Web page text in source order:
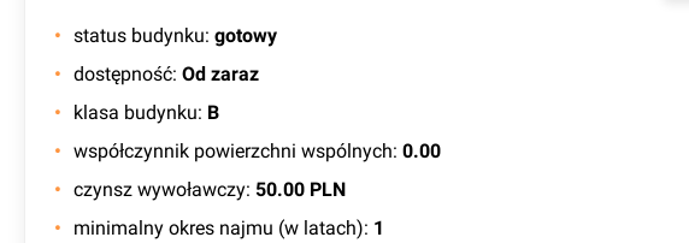
status budynku: gotowy
dostępność: Od zaraz
klasa budynku: B
współczynnik powierzchni wspólnych: 0.00
czynsz wywoławczy: 50.00 PLN
minimalny okres najmu (w latach): 1